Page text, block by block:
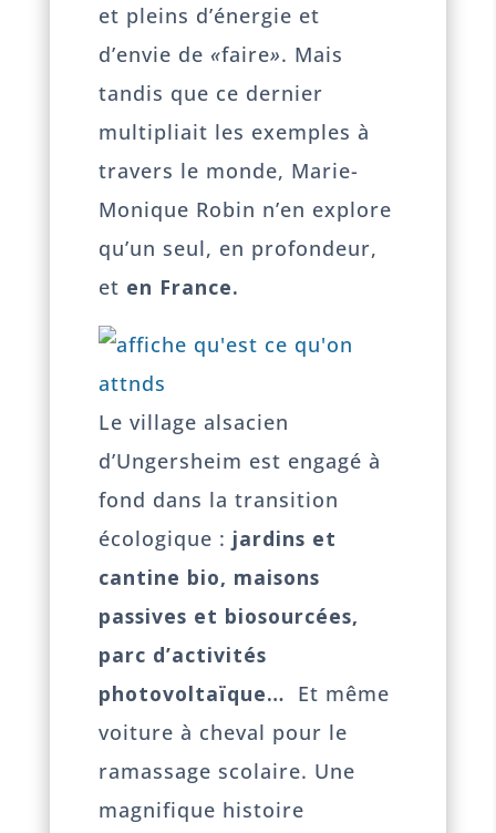
et pleins d’énergie et
d’envie de«faire». Mais
tandis que ce dernier
multipliait les exemples à
travers le monde, Marie-
Monique Robin n’en explore
qu’un seul, en profondeur,
et en France.
Le village alsacien
d’Ungersheim est engagé à
fond dans la transition
écologique : jardins et
cantine bio, maisons
passives et biosourcées,
parc d’activités
photovoltaïque… Et même
voiture à cheval pour le
ramassage scolaire. Une
magnifique histoire